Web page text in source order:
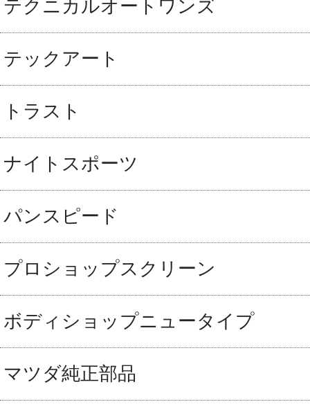
テクニカルオートワンズ
テックアート
トラスト
ナイトスポーツ
パンスピード
プロショップスクリーン
ボディショップニュータイプ
マツダ純正部品